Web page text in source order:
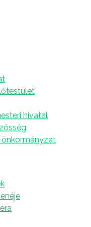
hivatal
önkormányzat
9-én (vasárnap)
bográcsfőző
kell leadni, az
számára 3 kg
két padot biztosít, a
legízletesebb
számára az
(pl. csizmahajításra,